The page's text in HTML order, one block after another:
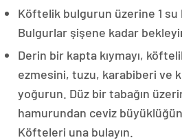
Köftelik bulgurun üzerine 1 su
Bulgurlar şişene kadar
Derin bir kapta kıymayı,
ezmesini, tuzu, karabiberi ve
yoğurun. Düz bir tabağın
hamurundan ceviz
Köfteleri una bulayın.